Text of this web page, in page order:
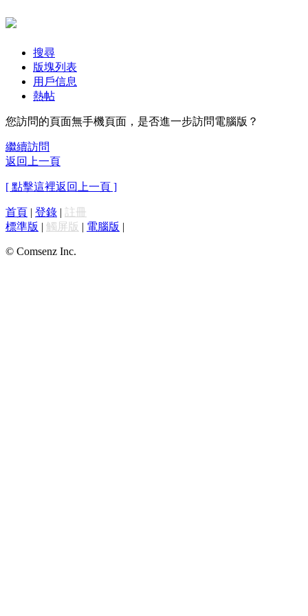
搜尋
版塊列表
用戶信息
熱帖
您訪問的頁面無手機頁面，是否進一步訪問電腦版？
繼續訪問
返回上一頁
[ 點擊這裡返回上一頁 ]
首頁 | 登錄 | 註冊
標準版 | 觸屏版 | 電腦版 |
© Comsenz Inc.